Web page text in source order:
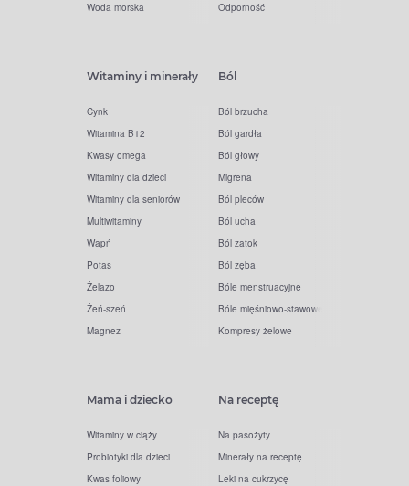
Woda morska
Odporność
Witaminy i minerały
Cynk
Witamina B12
Kwasy omega
Witaminy dla dzieci
Witaminy dla seniorów
Multiwitaminy
Wapń
Potas
Żelazo
Żeń-szeń
Magnez
Ból
Ból brzucha
Ból gardła
Ból głowy
Migrena
Ból pleców
Ból ucha
Ból zatok
Ból zęba
Bóle menstruacyjne
Bóle mięśniowo-stawowe
Kompresy żelowe
Mama i dziecko
Witaminy w ciąży
Probiotyki dla dzieci
Kwas foliowy
Na receptę
Na pasożyty
Minerały na receptę
Leki na cukrzycę